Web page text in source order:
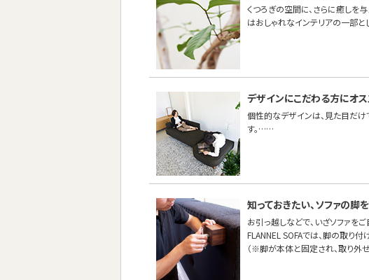
くつろぎの空間に、さらに癒しを
はおしゃれなインテリアの一部
デザインにこだわる方にオス
個性的なデザインは、見た目だけ
す。……
知っておきたい、ソファの脚
お引っ越しなどで、いざソファを
FLANNEL SOFAでは、脚の取り付
（※脚が本体と固定され、取り外